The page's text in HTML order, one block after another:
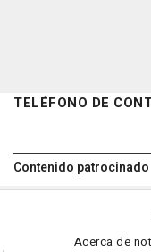
TELÉFONO DE
Contenido patrocinado
Acerca de